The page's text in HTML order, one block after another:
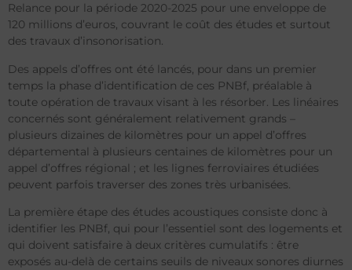
Relance pour la période 2020-2025 pour une enveloppe de
120 millions d’euros, couvrant le coût des études et surtout
des travaux d’insonorisation.
Des appels d’offres ont été lancés, pour dans un premier
temps la phase d’identification de ces PNBf, préalable à
toute opération de travaux visant à les résorber. Les linéaires
concernés sont généralement relativement grands –
plusieurs dizaines de kilomètres pour un appel d’offres
départemental à plusieurs centaines de kilomètres pour un
appel d’offres régional ; et les lignes ferroviaires étudiées
peuvent parfois traverser des zones très urbanisées.
La première étape des études acoustiques consiste donc à
identifier les PNBf, qui pour l’essentiel sont des logements et
qui doivent satisfaire à deux critères cumulatifs : être
exposés au-delà de certains seuils de niveaux sonores diurnes